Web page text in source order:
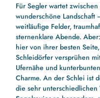
Für Segler wartet
wunderschöne
weitläufige Felder,
sternenklare Abende.
hier von ihrer besten
Schleidörfer versprühen
Ufernähe und
Charme. An der Schlei ist
die sehr unterschiedlichen